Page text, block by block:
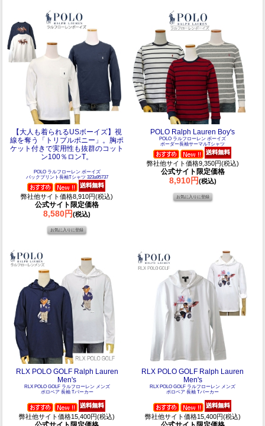
【大人も着られるUSボーイズ】視
線を奪う「トリプルポニー」。胸ポ
ケット付きで実用性も抜群のコット
ン100％ロンT。
POLO ラルフローレン ボーイズ
バックプリント長袖Tシャツ 323a95737
弊社他サイト価格8,910円(税込)
公式サイト限定価格
8,580円(税込)
POLO Ralph Lauren Boy's
POLO ラルフローレン ボーイズ
ボーダー長袖サーマルTシャツ
弊社他サイト価格9,350円(税込)
公式サイト限定価格
8,910円(税込)
RLX POLO GOLF Ralph Lauren
Men's
RLX POLO GOLF ラルフローレン メンズ
ポロベア 長袖 Tパーカー
弊社他サイト価格15,400円(税込)
RLX POLO GOLF Ralph Lauren
Men's
RLX POLO GOLF ラルフローレン メンズ
ポロベア 長袖 Tパーカー
弊社他サイト価格15,400円(税込)